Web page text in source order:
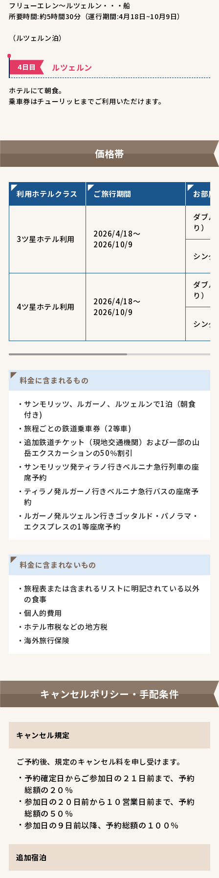
フリューエレン～ルツェルン・・・船
所要時間:約5時間30分（運行期間:4月18日~10月9日）
（ルツェルン泊）
4日目 ルツェルン
ホテルにて朝食。
乗車券はチューリッヒまでご利用いただけます。
価格帯
利用ホテルクラス ご旅行期間 お部屋
3ツ星ホテル利用
2026/4/18～
2026/10/9
ダブル
り）
シング
4ツ星ホテル利用
2026/4/18～
2026/10/9
ダブル
り）
シング
料金に含まれるもの
サンモリッツ、ルガーノ、ルツェルンで1泊（朝食
付き)
旅程ごとの鉄道乗車券（2等車)
追加鉄道チケット（現地交通機関）および一部の山
岳エクスカーションの50％割引
サンモリッツ発ティラノ行きベルニナ急行列車の座
席予約
ティラノ発ルガーノ行きベルニナ急行バスの座席予
約
ルガーノ発ルツェルン行きゴッタルド・パノラマ・
エクスプレスの1等座席予約
料金に含まれないもの
旅程表または含まれるリストに明記されている以外
の食事
個人的費用
ホテル市税などの地方税
海外旅行保険
キャンセルポリシー・手配条件
キャンセル規定
ご予約後、規定のキャンセル料を申し受けます。
予約確定日からご参加日の２１日前まで、予約
総額の２０％
参加日の２０日前から１０営業日前まで、予約
総額の５０％
参加日の９日前以降、予約総額の１００％
追加宿泊